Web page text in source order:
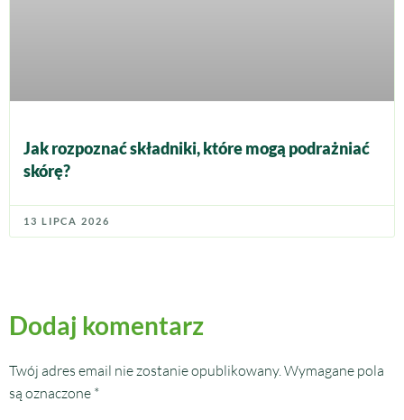
Jak rozpoznać składniki, które mogą podrażniać
skórę?
13 LIPCA 2026
Dodaj komentarz
Twój adres email nie zostanie opublikowany. Wymagane pola
są oznaczone *